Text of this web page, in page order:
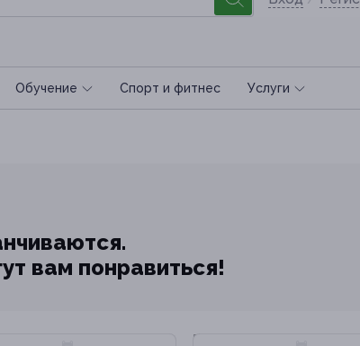
Обучение Спoрт и фитнес Услуги
вам понравиться!